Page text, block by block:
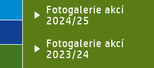
Fotogalerie akcí
2024/25
Fotogalerie akcí
2023/24